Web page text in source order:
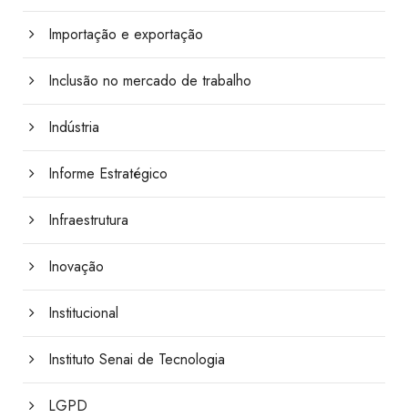
Importação e exportação
Inclusão no mercado de trabalho
Indústria
Informe Estratégico
Infraestrutura
Inovação
Institucional
Instituto Senai de Tecnologia
LGPD